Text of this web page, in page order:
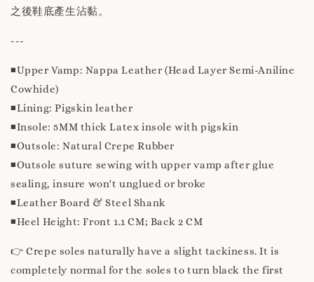
之後鞋底產生沾黏。
---
◾️Upper Vamp: Nappa Leather (Head Layer Semi-Aniline
Cowhide)
◾️Lining: Pigskin leather
◾️Insole: 5MM thick Latex insole with pigskin
◾️Outsole: Natural Crepe Rubber
◾️Outsole suture sewing with upper vamp after glue
sealing, insure won't unglued or broke
◾️Leather Board & Steel Shank
◾️Heel Height: Front 1.1 CM; Back 2 CM
👉 Crepe soles naturally have a slight tackiness. It is
completely normal for the soles to turn black the first